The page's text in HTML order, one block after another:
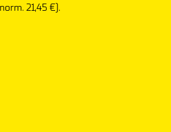
21,45 €).